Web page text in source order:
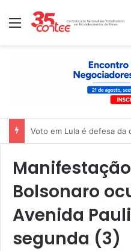
Menu
Voto em Lula é defesa da
Bolsonaro
Avenida
segunda (3)